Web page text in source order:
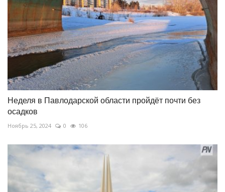
Неделя в Павлодарской области пройдёт почти без
осадков
Ноябрь 25, 2024 0 106